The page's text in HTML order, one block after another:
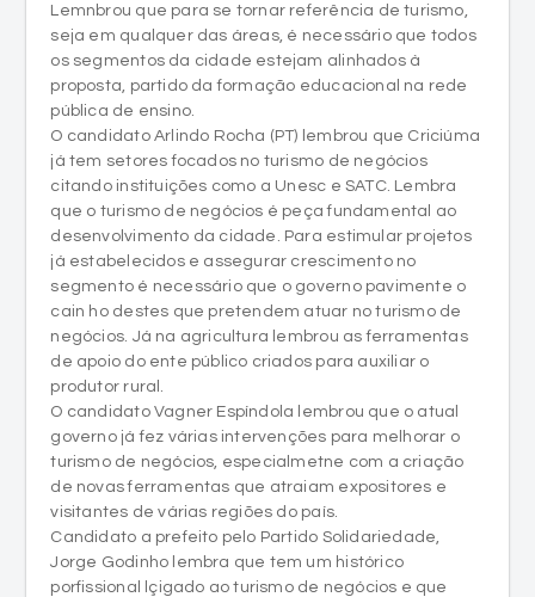
Lemnbrou que para se tornar referência de turismo,
seja em qualquer das áreas, é necessário que todos
os segmentos da cidade estejam alinhados à
proposta, partido da formação educacional na rede
pública de ensino.
O candidato Arlindo Rocha (PT) lembrou que Criciúma
já tem setores focados no turismo de negócios
citando instituições como a Unesc e SATC. Lembra
que o turismo de negócios é peça fundamental ao
desenvolvimento da cidade. Para estimular projetos
já estabelecidos e assegurar crescimento no
segmento é necessário que o governo pavimente o
cain ho destes que pretendem atuar no turismo de
negócios. Já na agricultura lembrou as ferramentas
de apoio do ente público criados para auxiliar o
produtor rural.
O candidato Vagner Espíndola lembrou que o atual
governo já fez várias intervenções para melhorar o
turismo de negócios, especialmetne com a criação
de novas ferramentas que atraiam expositores e
visitantes de várias regiões do país.
Candidato a prefeito pelo Partido Solidariedade,
Jorge Godinho lembra que tem um histórico
porfissional lçigado ao turismo de negócios e que